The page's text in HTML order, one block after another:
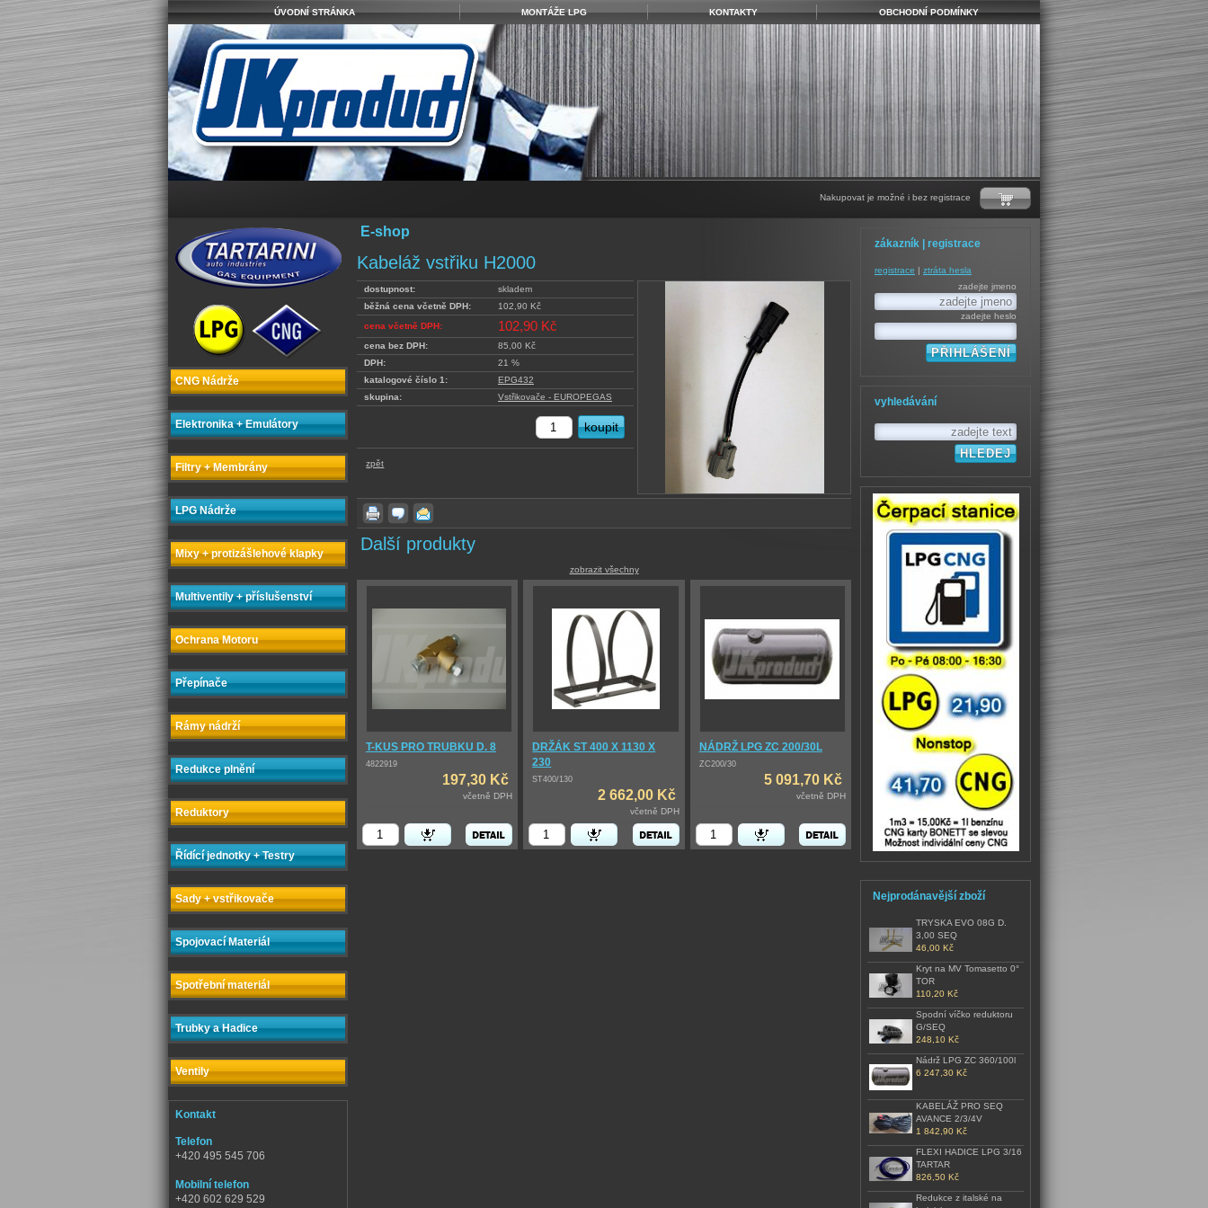
ÚVODNÍ STRÁNKA MONTÁŽE LPG KONTAKTY OBCHODNÍ PODMÍNKY
Nakupovat je možné i bez registrace
CNG Nádrže
Elektronika + Emulátory
Filtry + Membrány
LPG Nádrže
Mixy + protizášlehové klapky
Multiventily + příslušenství
Ochrana Motoru
Přepínače
Rámy nádrží
Redukce plnění
Reduktory
Řídící jednotky + Testry
Sady + vstřikovače
Spojovací Materiál
Spotřební materiál
Trubky a Hadice
Ventily
Kontakt
Telefon
+420 495 545 706
Mobilní telefon
+420 602 629 529
E-shop
Kabeláž vstřiku H2000
dostupnost:
skladem
běžná cena včetně DPH:
102,90 Kč
cena včetně DPH:
102,90 Kč
cena bez DPH:
85,00 Kč
DPH:
21 %
katalogové číslo 1:
EPG432
skupina:
Vstřikovače - EUROPEGAS
zpět
Další produkty
zobrazit všechny
T-KUS PRO TRUBKU D. 8
4822919
197,30 Kč
včetně DPH
DRŽÁK ST 400 X 1130 X
230
ST400/130
2 662,00 Kč
včetně DPH
NÁDRŽ LPG ZC 200/30L
ZC200/30
5 091,70 Kč
včetně DPH
zákazník | registrace
registrace
ztráta hesla
zadejte jmeno
zadejte heslo
vyhledávání
Nejprodánavější zboží
TRYSKA EVO 08G D.
3,00 SEQ
46,00 Kč
Kryt na MV Tomasetto 0°
TOR
110,20 Kč
Spodní víčko reduktoru
G/SEQ
248,10 Kč
Nádrž LPG ZC 360/100l
6 247,30 Kč
KABELÁŽ PRO SEQ
AVANCE 2/3/4V
1 842,90 Kč
FLEXI HADICE LPG 3/16
TARTAR
826,50 Kč
Redukce z italské na